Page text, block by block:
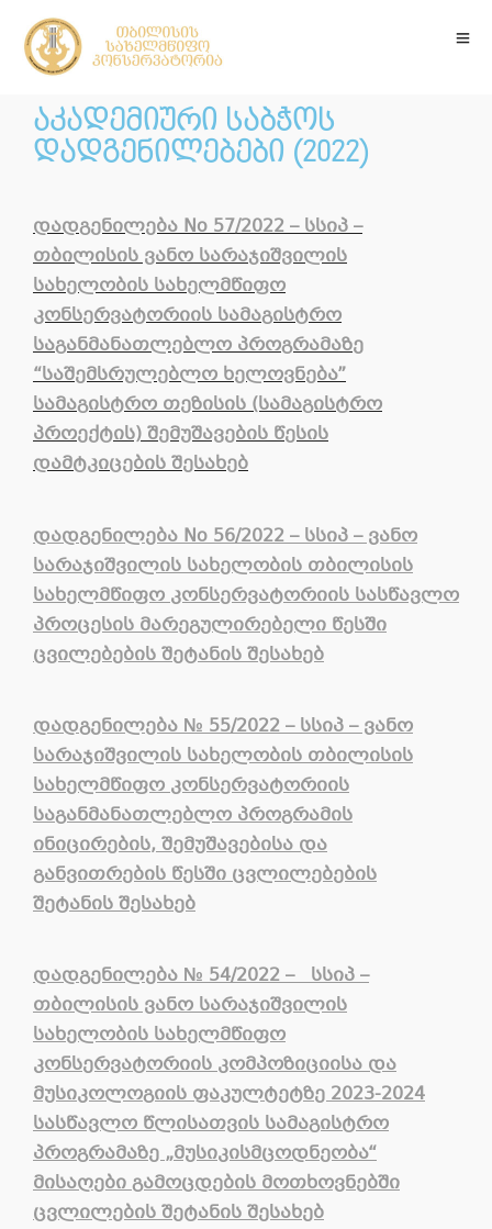
აკადემიური საბჭოს
დადგენილებები (2022)
დადგენილება No 57/2022 – სსიპ –
თბილისის ვანო სარაჯიშვილის
სახელობის სახელმწიფო
კონსერვატორიის სამაგისტრო
საგანმანათლებლო პროგრამაზე
“საშემსრულებლო ხელოვნება”
სამაგისტრო თეზისის (სამაგისტრო
პროექტის) შემუშავების წესის
დამტკიცების შესახებ
დადგენილება No 56/2022 – სსიპ – ვანო
სარაჯიშვილის სახელობის თბილისის
სახელმწიფოკონსერვატორიის სასწავლო
პროცესის მარეგულირებელი წესში
ცვილებების შეტანის შესახებ
დადგენილება № 55/2022 – სსიპ – ვანო
სარაჯიშვილის სახელობის თბილისის
სახელმწიფო კონსერვატორიის
საგანმანათლებლო პროგრამის
ინიცირების, შემუშავებისა და
განვითრებისწესში ცვლილებების
შეტანის შესახებ
დადგენილება№ 54/2022 – სსიპ –
თბილისის ვანო სარაჯიშვილის
სახელობის სახელმწიფო
კონსერვატორიის კომპოზიციისა და
მუსიკოლოგიის ფაკულტეტზე 2023-2024
სასწავლო წლისათვის სამაგისტრო
პროგრამაზე „მუსიკისმცოდნეობა“
მისაღები გამოცდების მოთხოვნებში
ცვლილების შეტანის შესახებ